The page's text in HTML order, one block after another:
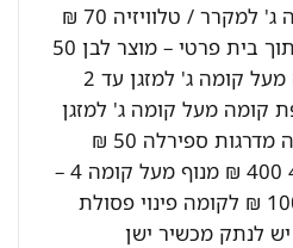
תוספת קומה מעל קומה ג' למקרר / טלוויזיה 70 ₪
לקומה תוספת קומה בתוך בית פרטי – מוצר לבן 50
₪ לקומה תוספת קומה מעל קומה ג' למזגן עד 2
קומה מעל קומה ג' למזגן
מעל 2 כ"ס 70 ₪ לקומה מדרגות ספירלה 50 ₪
לקומה מנוף עד קומה 4 400 ₪ מנוף מעל קומה 4 –
עבור כל קומה נוספת 100 ₪ לקומה פינוי פסולת
לנתק מכשיר ישן